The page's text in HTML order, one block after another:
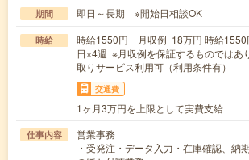
期間 即日～長期 ※開始日相談OK
時給
時給1550円 月収例 18万円 時給1550
日×4週 ※月収例を保証するものではあ
取りサービス利用可（利用条件有）
交通費
1ヶ月3万円を上限として実費支給
仕事内容
営業事務
・受発注・データ入力・在庫確認、納